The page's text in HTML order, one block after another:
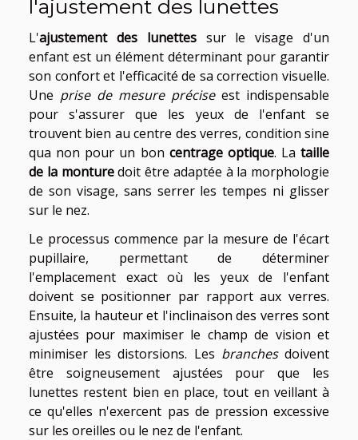
l'ajustement des lunettes
L'ajustement des lunettessur le visage d'un
enfant est un élément déterminant pour garantir
son confort et l'efficacité de sa correction visuelle.
Une prise de mesure préciseest indispensable
pour s'assurer que les yeux de l'enfant se
trouvent bien au centre des verres, condition sine
qua non pour un bon centrage optique. La taille
de la monturedoit être adaptée à la morphologie
de son visage, sans serrer les tempes ni glisser
sur le nez.
Le processus commence par la mesure de l'écart
pupillaire, permettant de déterminer
l'emplacement exact où les yeux de l'enfant
doivent se positionner par rapport aux verres.
Ensuite, la hauteur et l'inclinaison des verres sont
ajustées pour maximiser le champ de vision et
minimiser les distorsions. Les branchesdoivent
être soigneusement ajustées pour que les
lunettes restent bien en place, tout en veillant à
ce qu'elles n'exercent pas de pression excessive
sur les oreilles ou le nez de l'enfant.